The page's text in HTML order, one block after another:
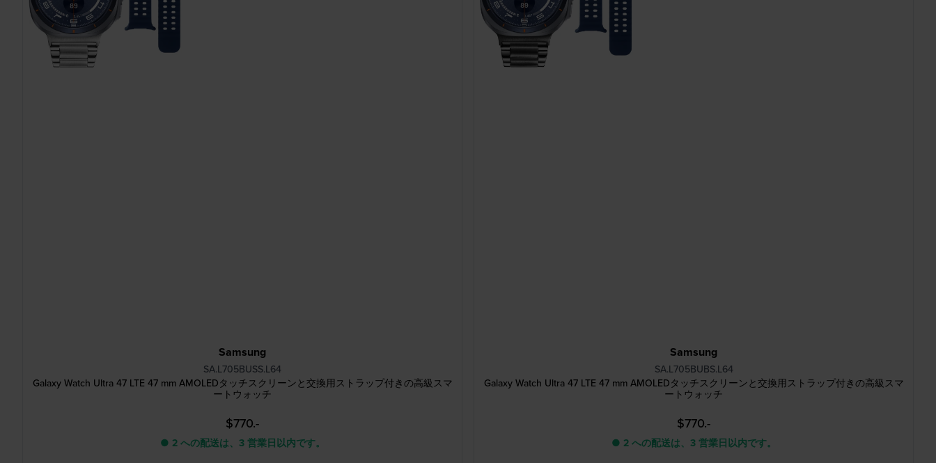
Samsung
SA.L705BUSS.L64
Galaxy Watch Ultra 47 LTE 47 mm AMOLEDタッチスクリーンと交換用ストラップ付きの高級スマ
ートウォッチ
$770.-
● 2 への配送は、3 営業日以内です。
Samsung
SA.L705BUBS.L64
Galaxy Watch Ultra 47 LTE 47 mm AMOLEDタッチスクリーンと交換用ストラップ付きの高級スマ
ートウォッチ
$770.-
● 2 への配送は、3 営業日以内です。